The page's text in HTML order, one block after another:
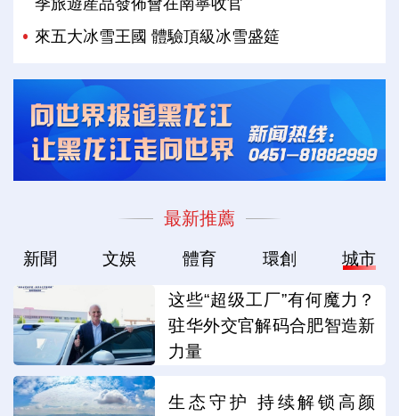
季旅遊産品發佈會在南寧收官
來五大冰雪王國 體驗頂級冰雪盛筵
最新推薦
新聞 文娛 體育 環創 城市
这些“超级工厂”有何魔力？
驻华外交官解码合肥智造新
力量
生态守护 持续解锁高颜